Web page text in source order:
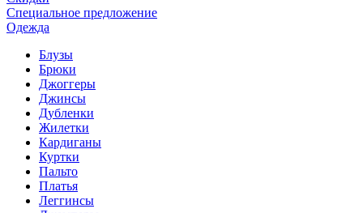
Специальное предложение
Одежда
Блузы
Брюки
Джоггеры
Джинсы
Дубленки
Жилетки
Кардиганы
Куртки
Пальто
Платья
Леггинсы